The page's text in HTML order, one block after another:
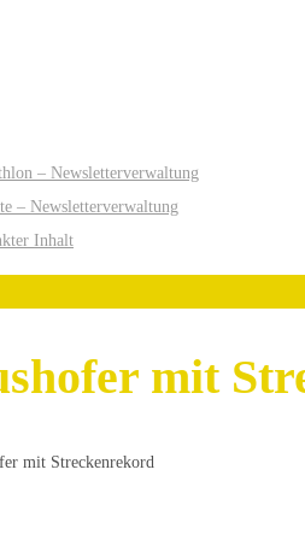
– Newsletterverwaltung
– Newsletterverwaltung
Inhalt
mit
mit Streckenrekord